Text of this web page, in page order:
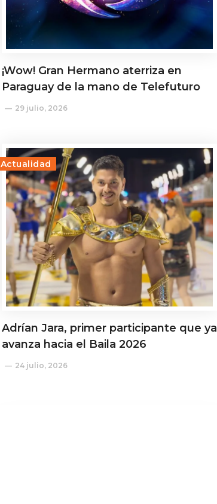
¡Wow! Gran Hermano aterriza en
Paraguay de la mano de Telefuturo
29 julio, 2026
Actualidad
Adrían Jara, primer participante que ya
avanza hacia el Baila 2026
24 julio, 2026